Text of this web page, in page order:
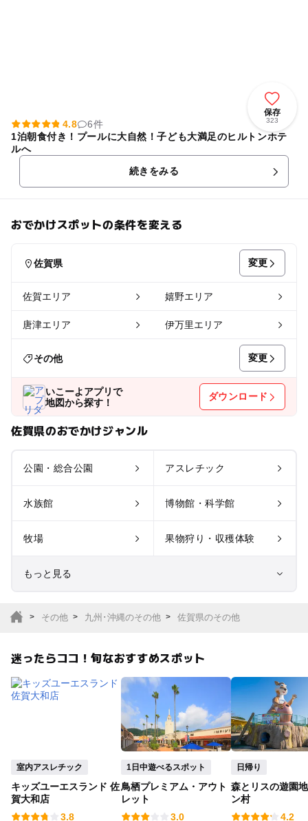
保存
323
4.8
6件
1泊朝食付き！プールに大自然！子ども大満足のヒルトンホテ
ルへ
続きをみる
おでかけスポットの条件を変える
佐賀県 変更
佐賀エリア 嬉野エリア
唐津エリア 伊万里エリア
その他 変更
いこーよアプリで
地図から探す！
ダウンロード
佐賀県のおでかけジャンル
公園・総合公園 アスレチック
水族館 博物館・科学館
牧場 果物狩り・収穫体験
もっと見る
サファリパーク
植物園・フラワーパー
ク
バーベキュー
釣り 自然景観
いちご狩り
その他 九州･沖縄のその他 佐賀県のその他
迷ったらココ！旬なおすすめスポット
室内アスレチック
キッズユーエスランド 佐
賀大和店
3.8
1日中遊べるスポット
鳥栖プレミアム・アウト
レット
3.0
日帰り
森とリスの遊園
ン村
4.2